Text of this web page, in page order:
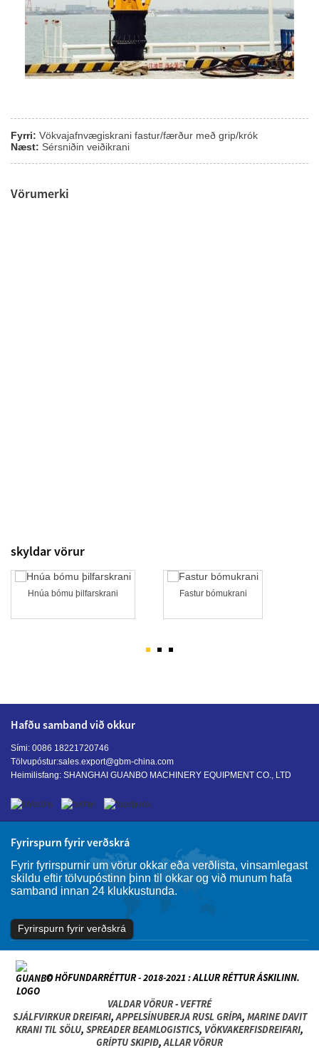
Fyrri: Vökvajafnvægiskrani fastur/færður með grip/krók
Næst: Sérsniðin veiðikrani
Vörumerki
skyldar vörur
Hnúa bómu þilfarskrani Fastur bómukrani
Hafðu samband við okkur
Sími: 0086 18221720746
Tölvupóstur:sales.export@gbm-china.com
Heimilisfang: SHANGHAI GUANBO MACHINERY EQUIPMENT CO., LTD
Fyrirspurn fyrir verðskrá
Fyrir fyrirspurnir um vörur okkar eða verðlista, vinsamlegast
skildu eftir tölvupóstinn þinn til okkar og við munum hafa
samband innan 24 klukkustunda.
Fyrirspurn fyrir verðskrá
© HÖFUNDARRÉTTUR - 2018-2021 : ALLUR RÉTTUR ÁSKILINN.
VALDAR VÖRUR- VEFTRÉ
SJÁLFVIRKUR DREIFARI,APPELSÍNUBERJA RUSL GRÍPA, MARINE DAVIT
KRANI TIL SÖLU, SPREADER BEAMLOGISTICS, VÖKVAKERFISDREIFARI,
GRÍPTU SKIPIÐ,ALLAR VÖRUR